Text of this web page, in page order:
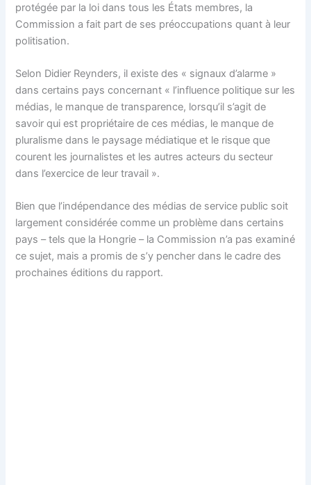
protégée par la loi dans tous les États membres, la
Commission a fait part de ses préoccupations quant à leur
politisation.
Selon Didier Reynders, il existe des « signaux d’alarme »
dans certains pays concernant « l’influence politique sur les
médias, le manque de transparence, lorsqu’il s’agit de
savoir qui est propriétaire de ces médias, le manque de
pluralisme dans le paysage médiatique et le risque que
courent les journalistes et les autres acteurs du secteur
dans l’exercice de leur travail ».
Bien que l’indépendance des médias de service public soit
largement considérée comme un problème dans certains
pays – tels que la Hongrie – la Commission n’a pas examiné
ce sujet, mais a promis de s’y pencher dans le cadre des
prochaines éditions du rapport.